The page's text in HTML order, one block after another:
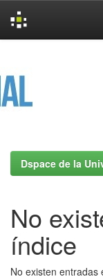
Dspace de la
No
índice
No existen entradas